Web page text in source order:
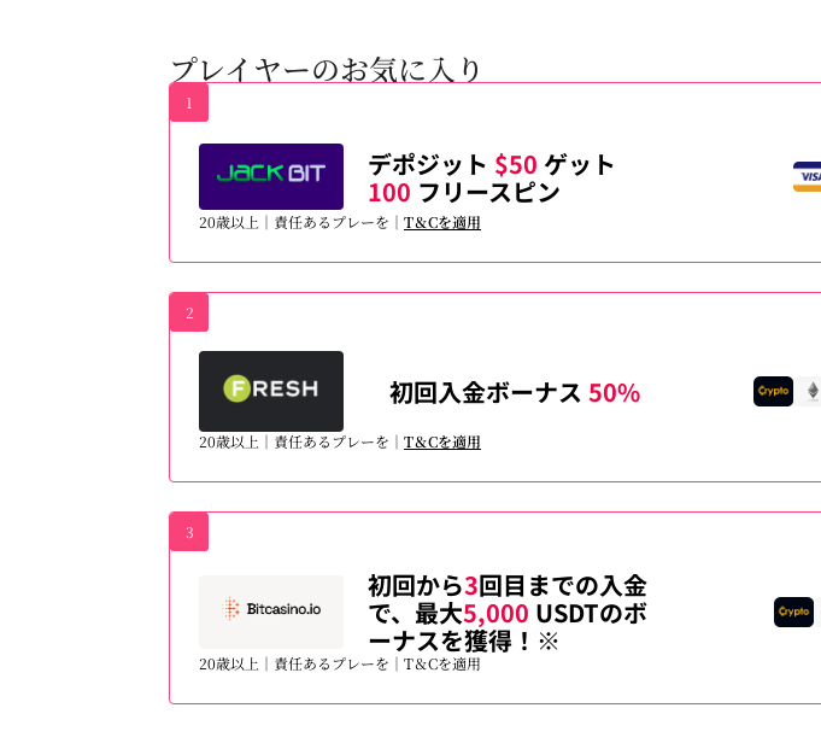
プレイヤーのお気に入り
1
デポジット $50 ゲット
100 フリースピン
20歳以上｜責任あるプレーを｜ T＆Cを適用
2
初回入金ボーナス50%
20歳以上｜責任あるプレーを｜ T＆Cを適用
3
初回から3回目までの入金
で、最大5,000 USDTのボ
ーナスを獲得！※
20歳以上｜責任あるプレーを｜T＆Cを適用